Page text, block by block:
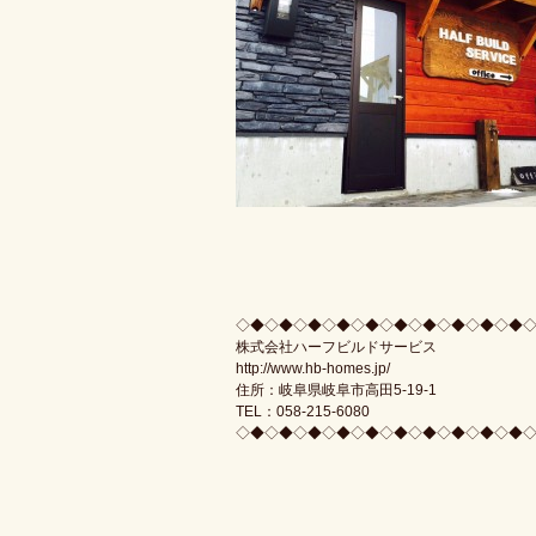
◇◆◇◆◇◆◇◆◇◆◇◆◇◆◇◆◇◆◇◆◇
株式会社ハーフビルドサービス
http://www.hb-homes.jp/
住所：岐阜県岐阜市高田5-19-1
TEL：058-215-6080
◇◆◇◆◇◆◇◆◇◆◇◆◇◆◇◆◇◆◇◆◇